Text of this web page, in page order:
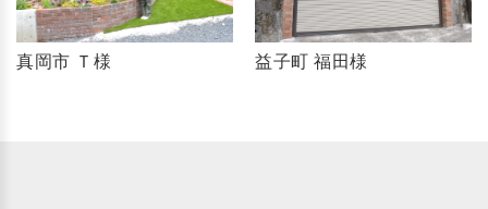
真岡市 Ｔ様 益子町 福田様